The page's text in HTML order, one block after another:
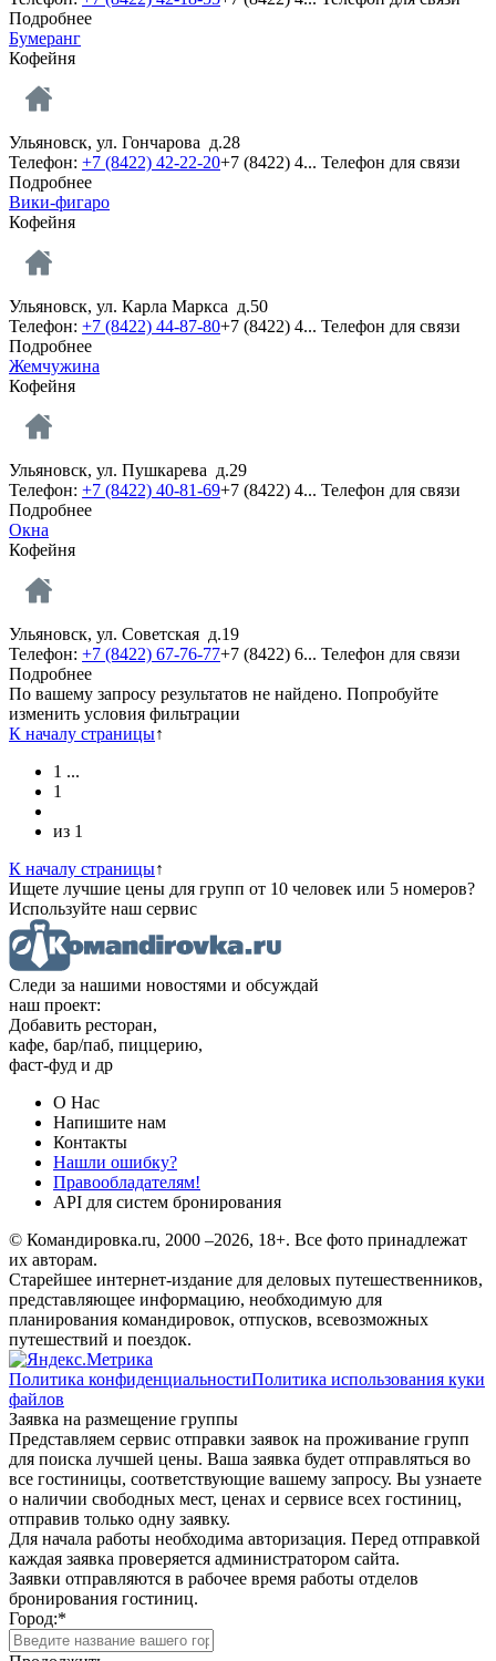
Подробнее
Бумеранг
Кофейня
Ульяновск, ул. Гончарова д.28
Телефон: +7 (8422) 42-22-20+7 (8422) 4... Телефон для связи
Подробнее
Вики-фигаро
Кофейня
Ульяновск, ул. Карла Маркса д.50
Телефон: +7 (8422) 44-87-80+7 (8422) 4... Телефон для связи
Подробнее
Жемчужина
Кофейня
Ульяновск, ул. Пушкарева д.29
Телефон: +7 (8422) 40-81-69+7 (8422) 4... Телефон для связи
Подробнее
Окна
Кофейня
Ульяновск, ул. Советская д.19
Телефон: +7 (8422) 67-76-77+7 (8422) 6... Телефон для связи
Подробнее
По вашему запросу результатов не найдено. Попробуйте
изменить условия фильтрации
К началу страницы↑
1 ...
1
из 1
К началу страницы↑
Ищете лучшие цены для групп от 10 человек или 5 номеров?
Используйте наш сервис
Следи за нашими новостями и обсуждай
наш проект:
Добавить ресторан,
кафе, бар/паб, пиццерию,
фаст-фуд и др
О Нас
Напишите нам
Контакты
Нашли ошибку?
Правообладателям!
API для систем бронирования
© Командировка.ru, 2000 –2026, 18+. Все фото принадлежат
их авторам.
Старейшее интернет-издание для деловых путешественников,
представляющее информацию, необходимую для
планирования командировок, отпусков, всевозможных
путешествий и поездок.
Политика конфиденциальностиПолитика использования куки
файлов
Заявка на размещение группы
Представляем сервис отправки заявок на проживание групп
для поиска лучшей цены. Ваша заявка будет отправляться во
все гостиницы, соответствующие вашему запросу. Вы узнаете
о наличии свободных мест, ценах и сервисе всех гостиниц,
отправив только одну заявку.
Для начала работы необходима авторизация. Перед отправкой
каждая заявка проверяется администратором сайта.
Заявки отправляются в рабочее время работы отделов
бронирования гостиниц.
Город:*